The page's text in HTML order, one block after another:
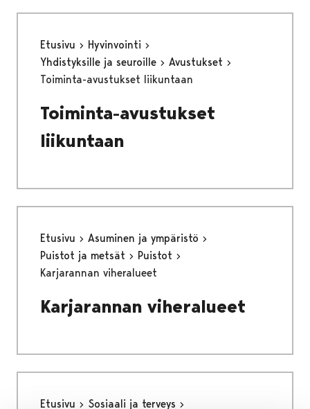
Etusivu
Hyvinvointi
Yhdistyksille ja seuroille
Avustukset
Toiminta-avustukset liikuntaan
Toiminta-avustukset
liikuntaan
Etusivu
Asuminen ja ympäristö
Puistot ja metsät
Puistot
Karjarannan viheralueet
Karjarannan viheralueet
Etusivu Sosiaali ja terveys